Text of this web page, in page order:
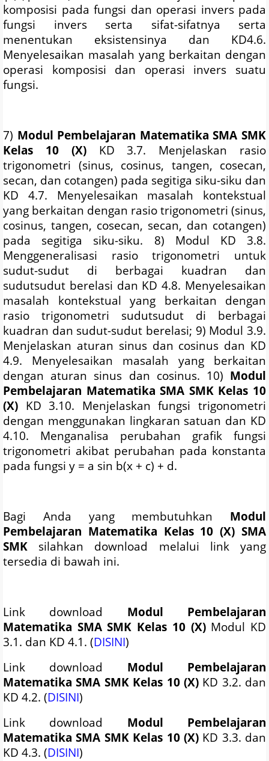
komposisi pada fungsi dan operasi invers pada
fungsi invers serta sifat-sifatnya serta
menentukan eksistensinya dan KD4.6.
Menyelesaikan masalah yang berkaitan dengan
operasi komposisi dan operasi invers suatu
fungsi.
7) Modul Pembelajaran Matematika SMA SMK
Kelas 10 (X) KD 3.7. Menjelaskan rasio
trigonometri (sinus, cosinus, tangen, cosecan,
secan, dan cotangen) pada segitiga siku-siku dan
KD 4.7. Menyelesaikan masalah kontekstual
yang berkaitan dengan rasio trigonometri (sinus,
cosinus, tangen, cosecan, secan, dan cotangen)
pada segitiga siku-siku. 8) Modul KD 3.8.
Menggeneralisasi rasio trigonometri untuk
sudut-sudut di berbagai kuadran dan
sudutsudut berelasi dan KD 4.8. Menyelesaikan
masalah kontekstual yang berkaitan dengan
rasio trigonometri sudutsudut di berbagai
kuadran dan sudut-sudut berelasi; 9) Modul 3.9.
Menjelaskan aturan sinus dan cosinus dan KD
4.9. Menyelesaikan masalah yang berkaitan
dengan aturan sinus dan cosinus. 10) Modul
Pembelajaran Matematika SMA SMK Kelas 10
(X) KD 3.10. Menjelaskan fungsi trigonometri
dengan menggunakan lingkaran satuan dan KD
4.10. Menganalisa perubahan grafik fungsi
trigonometri akibat perubahan pada konstanta
pada fungsi y = a sin b(x + c) + d.
Bagi Anda yang membutuhkan Modul
Pembelajaran Matematika Kelas 10 (X) SMA
SMK silahkan download melalui link yang
tersedia di bawah ini.
Link download Modul Pembelajaran
Matematika SMA SMK Kelas 10 (X) Modul KD
3.1. dan KD 4.1. (DISINI)
Link download Modul Pembelajaran
Matematika SMA SMK Kelas 10 (X) KD 3.2. dan
KD 4.2. (DISINI)
Link download Modul Pembelajaran
Matematika SMA SMK Kelas 10 (X)KD 3.3. dan
KD 4.3. (DISINI)